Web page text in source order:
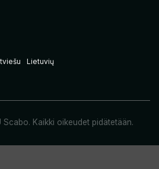
Lietuvių
Kaikki oikeudet pidätetään.